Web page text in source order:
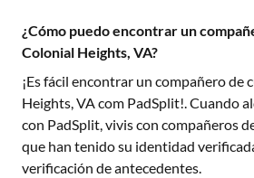
¿Cómo puedo encontrar un
Colonial Heights, VA?
¡Es fácil encontrar un compañero de
Heights, VAcom PadSplit!. Cuando
con PadSplit, vivis con compañeros
que han tenido su identidad
verificación de antecedentes.